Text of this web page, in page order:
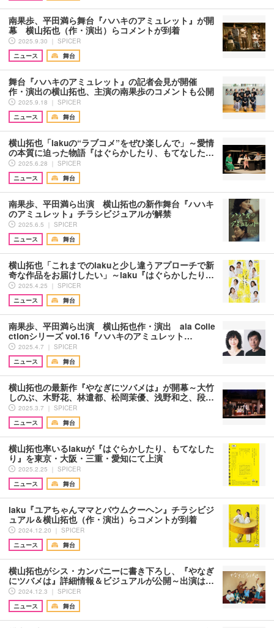
南果歩、平田満ら舞台『ハハキのアミュレット』が開
幕 横山拓也（作・演出）らコメントが到着
2025.9.30 ｜ SPICER
ニュース
舞台
舞台『ハハキのアミュレット』の記者会見が開催
作・演出の横山拓也、主演の南果歩のコメントも公開
2025.9.18 ｜ SPICER
ニュース
舞台
横山拓也「iakuの“ラブコメ”をぜひ楽しんで」～愛情
の本質に迫った物語『はぐらかしたり、もてなした…
2025.6.28 ｜ SPICER
ニュース
舞台
南果歩、平田満ら出演 横山拓也の新作舞台『ハハキ
のアミュレット』チラシビジュアルが解禁
2025.6.5 ｜ SPICER
ニュース
舞台
横山拓也「これまでのiakuと少し違うアプローチで新
奇な作品をお届けしたい」～iaku『はぐらかしたり…
2025.4.25 ｜ SPICER
ニュース
舞台
南果歩、平田満ら出演 横山拓也作・演出 ala Colle
ctionシリーズ vol.16『ハハキのアミュレット…
2025.4.7 ｜ SPICER
ニュース
舞台
横山拓也の最新作『やなぎにツバメは』が開幕～大竹
しのぶ、木野花、林遣都、松岡茉優、浅野和之、段…
2025.3.7 ｜ SPICER
ニュース
舞台
横山拓也率いるiakuが『はぐらかしたり、もてなした
り』を東京・大阪・三重・愛知にて上演
2025.2.25 ｜ SPICER
ニュース
舞台
iaku『ユアちゃんママとバウムクーヘン』チラシビジ
ュアル＆横山拓也（作・演出）らコメントが到着
2024.12.20 ｜ SPICER
ニュース
舞台
横山拓也がシス・カンパニーに書き下ろし、『やなぎ
にツバメは』詳細情報＆ビジュアルが公開～出演は…
2024.12.3 ｜ SPICER
ニュース
舞台